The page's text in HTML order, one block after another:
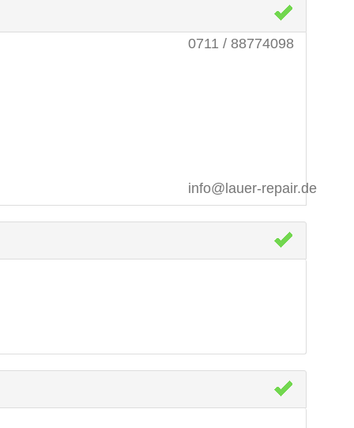
0711 / 88774098
info@lauer-repair.de